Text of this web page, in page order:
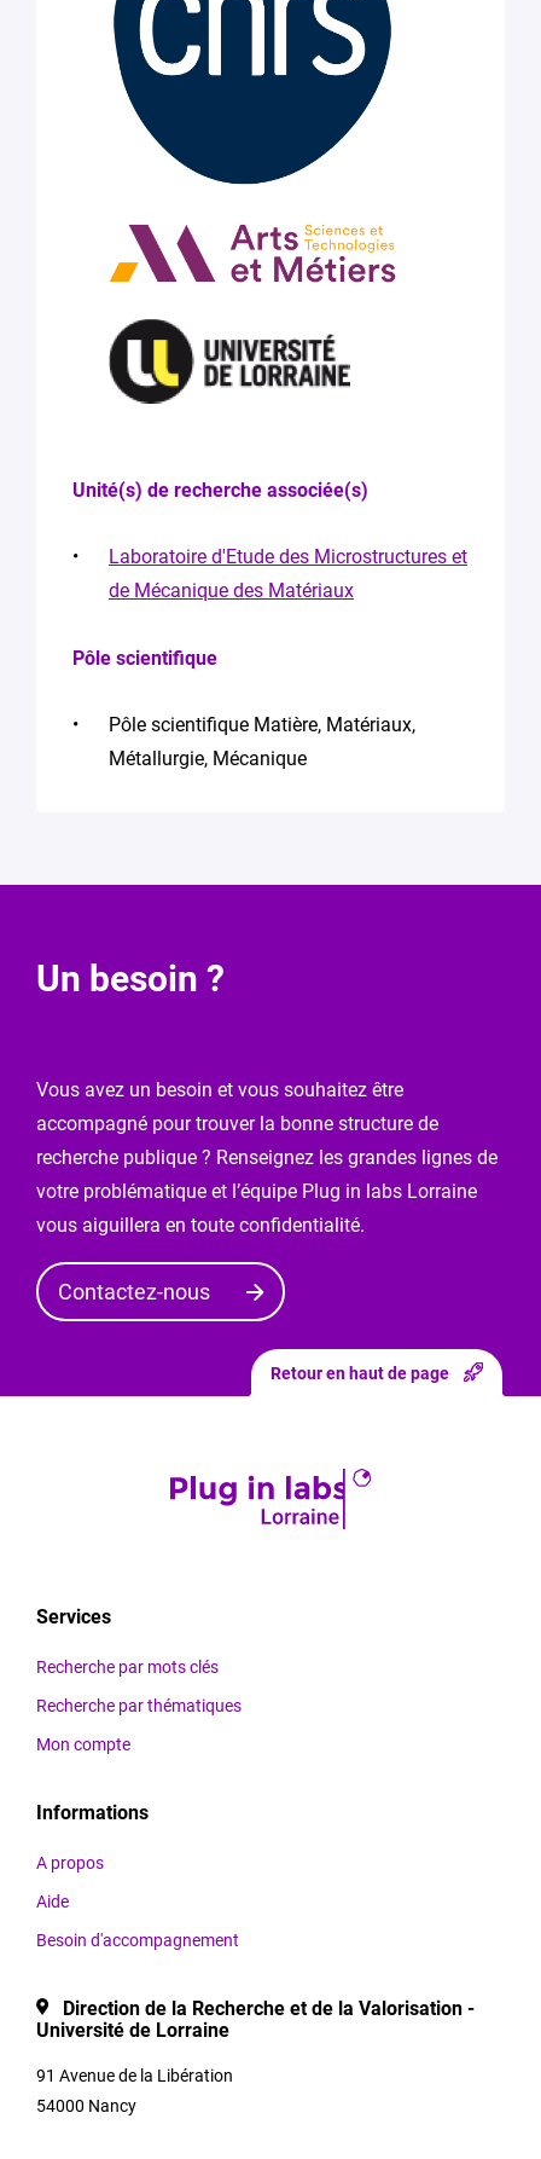
Unité(s) de recherche associée(s)
Laboratoire d'Etude des Microstructures et
de Mécanique des Matériaux
Pôle scientifique
Pôle scientifique Matière, Matériaux,
Métallurgie, Mécanique
de
Vous
entrez
dans
le
mode
«
demande
».
d’abord
par
l’équipe
Plug in labs Université
d’apparaître
sur
plateforme.
Thématiques
Un besoin ?
Vous avez un besoin et vous souhaitez être
accompagné pour trouver la bonne structure de
recherche publique ? Renseignez les grandes lignes de
votre problématique et l’équipe Plug in labs Lorraine
vous aiguillera en toute confidentialité.
Contactez-nous
Services
Recherche par mots clés
Recherche par thématiques
Mon compte
Informations
A propos
Aide
Besoin d'accompagnement
Direction de la Recherche et de la Valorisation -
Université de Lorraine
91 Avenue de la Libération
54000 Nancy
Retour en haut de page